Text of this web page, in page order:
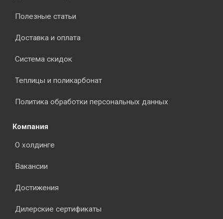
Полезные статьи
Доставка и оплата
Система скидок
Теплицы и поликарбонат
Политика обработки персональных данных
Компания
О холдинге
Вакансии
Достижения
Дилерские сертификаты